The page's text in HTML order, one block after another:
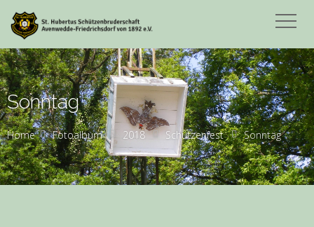
Sonntag
Home Fotoalbum 2018 Schützenfest Sonntag